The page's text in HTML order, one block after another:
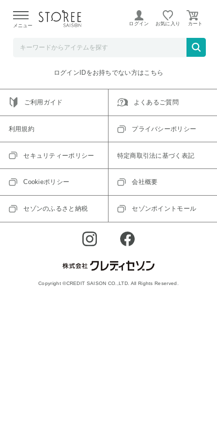
よる配送遅延が発生しております。
メニュー ログイン お気に入り
ご指定のアイテムは取り扱い終了、またはただいま取り扱い
トップへ戻る
ログインIDをお持ちでない方はこちら
ご利用ガイド よくあるご質問
利用規約 プライバシーポリシー
セキュリティーポリシー 特定商取引法に基づく表記
Cookieポリシー 会社概要
セゾンのふるさと納税 セゾンポイントモール
Copyright ©CREDIT SAISON CO.,LTD. All Rights Reserved.